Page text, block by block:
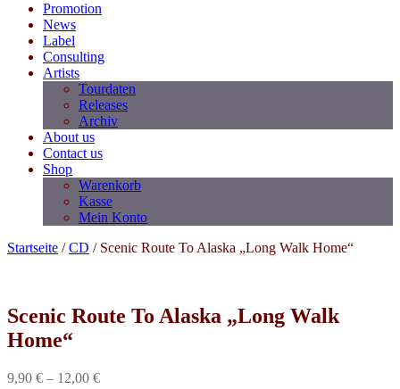
Promotion
News
Label
Consulting
Artists
Tourdaten
Releases
Archiv
About us
Contact us
Shop
Warenkorb
Kasse
Mein Konto
Startseite /CD / Scenic Route To Alaska „Long Walk Home“
Scenic Route To Alaska „Long Walk
Home“
9,90 € – 12,00 €